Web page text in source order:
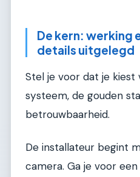
De kern: werking
details uitgelegd
Stel je voor dat je kiest
systeem, de gouden
betrouwbaarheid.
De installateur begint
camera. Ga je voor